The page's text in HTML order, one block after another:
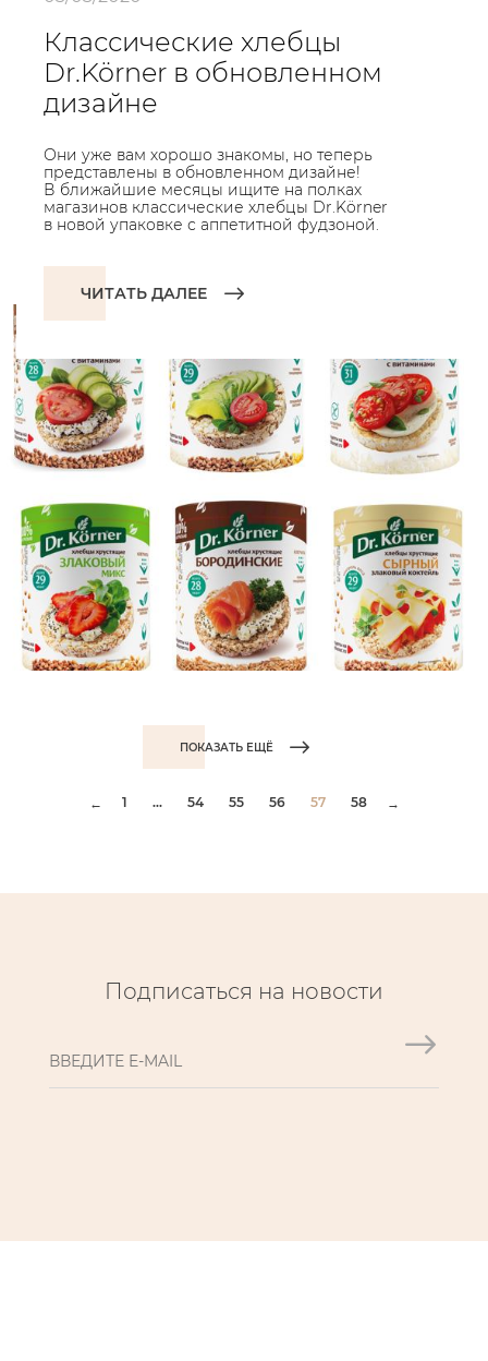
Классические хлебцы
Dr.Körner в обновленном
дизайне
Они уже вам хорошо знакомы, но теперь
представлены в обновленном дизайне!
В ближайшие месяцы ищите на полках
магазинов классические хлебцы Dr.Körner
в новой упаковке с аппетитной фудзоной.
ЧИТАТЬ ДАЛЕЕ
ПОКАЗАТЬ ЕЩЁ
← 1 ... 54 55 56 57 58 →
Подписаться на новости